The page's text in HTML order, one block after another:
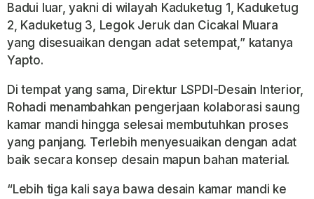
Badui luar, yakni di wilayah Kaduketug 1, Kaduketug
2, Kaduketug 3, Legok Jeruk dan Cicakal Muara
yang disesuaikan dengan adat setempat,” katanya
Yapto.
Di tempat yang sama, Direktur LSPDI-Desain Interior,
Rohadi menambahkan pengerjaan kolaborasi saung
kamar mandi hingga selesai membutuhkan proses
yang panjang. Terlebih menyesuaikan dengan adat
baik secara konsep desain mapun bahan material.
“Lebih tiga kali saya bawa desain kamar mandi ke